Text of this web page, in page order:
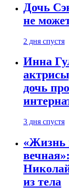
Дочь
не
2 дня спустя
Инна
дочь
3 дня спустя
«Жизнь
из тела